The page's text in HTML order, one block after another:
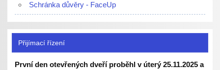
Schránka důvěry - FaceUp
Přijímací řízení
První den otevřených dveří proběhl v úterý 25.11.2025 a